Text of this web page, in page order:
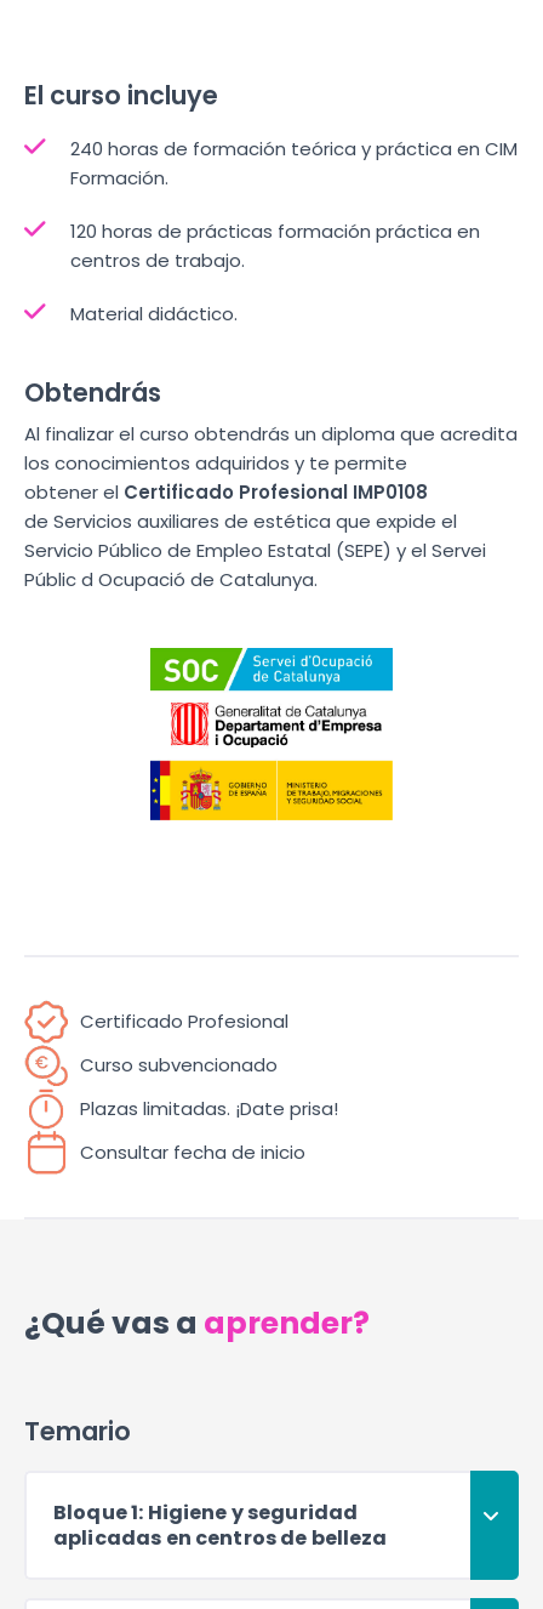
El curso incluye
240 horas de formación teórica y práctica en CIM
Formación.
120 horas de prácticas formación práctica en
centros de trabajo.
Material didáctico.
Obtendrás
Al finalizar el curso obtendrás un diploma que acredita
los conocimientos adquiridos y te permite
obtener el Certificado Profesional IMP0108
de Servicios auxiliares de estética que expide el
Servicio Público de Empleo Estatal (SEPE) y el Servei
Públic d Ocupació de Catalunya.
Certificado Profesional
Curso subvencionado
Plazas limitadas. ¡Date prisa!
Consultar fecha de inicio
¿Qué vas a aprender?
Temario
Bloque 1: Higiene y seguridad
aplicadas en centros de belleza